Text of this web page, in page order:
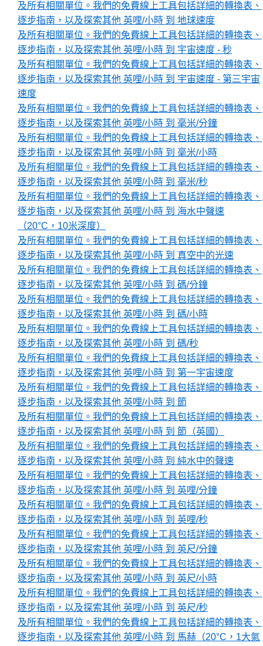
及所有相關單位。我們的免費線上工具包括詳細的轉換表、
逐步指南，以及探索其他 英哩/小時 到 地球速度
及所有相關單位。我們的免費線上工具包括詳細的轉換表、
逐步指南，以及探索其他 英哩/小時 到 宇宙速度 - 秒
及所有相關單位。我們的免費線上工具包括詳細的轉換表、
逐步指南，以及探索其他 英哩/小時 到 宇宙速度 - 第三宇宙
速度
及所有相關單位。我們的免費線上工具包括詳細的轉換表、
逐步指南，以及探索其他 英哩/小時 到 毫米/分鐘
及所有相關單位。我們的免費線上工具包括詳細的轉換表、
逐步指南，以及探索其他 英哩/小時 到 毫米/小時
及所有相關單位。我們的免費線上工具包括詳細的轉換表、
逐步指南，以及探索其他 英哩/小時 到 毫米/秒
及所有相關單位。我們的免費線上工具包括詳細的轉換表、
逐步指南，以及探索其他 英哩/小時 到 海水中聲速
（20°C，10米深度）
及所有相關單位。我們的免費線上工具包括詳細的轉換表、
逐步指南，以及探索其他 英哩/小時 到 真空中的光速
及所有相關單位。我們的免費線上工具包括詳細的轉換表、
逐步指南，以及探索其他 英哩/小時 到 碼/分鐘
及所有相關單位。我們的免費線上工具包括詳細的轉換表、
逐步指南，以及探索其他 英哩/小時 到 碼/小時
及所有相關單位。我們的免費線上工具包括詳細的轉換表、
逐步指南，以及探索其他 英哩/小時 到 碼/秒
及所有相關單位。我們的免費線上工具包括詳細的轉換表、
逐步指南，以及探索其他 英哩/小時 到 第一宇宙速度
及所有相關單位。我們的免費線上工具包括詳細的轉換表、
逐步指南，以及探索其他 英哩/小時 到 節
及所有相關單位。我們的免費線上工具包括詳細的轉換表、
逐步指南，以及探索其他 英哩/小時 到 節（英國）
及所有相關單位。我們的免費線上工具包括詳細的轉換表、
逐步指南，以及探索其他 英哩/小時 到 純水中的聲速
及所有相關單位。我們的免費線上工具包括詳細的轉換表、
逐步指南，以及探索其他 英哩/小時 到 英哩/分鐘
及所有相關單位。我們的免費線上工具包括詳細的轉換表、
逐步指南，以及探索其他 英哩/小時 到 英哩/秒
及所有相關單位。我們的免費線上工具包括詳細的轉換表、
逐步指南，以及探索其他 英哩/小時 到 英尺/分鐘
及所有相關單位。我們的免費線上工具包括詳細的轉換表、
逐步指南，以及探索其他 英哩/小時 到 英尺/小時
及所有相關單位。我們的免費線上工具包括詳細的轉換表、
逐步指南，以及探索其他 英哩/小時 到 英尺/秒
及所有相關單位。我們的免費線上工具包括詳細的轉換表、
逐步指南，以及探索其他 英哩/小時 到 馬赫（20°C，1大氣